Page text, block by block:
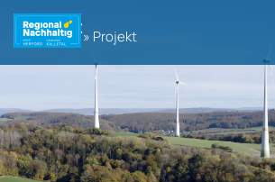
Projekt
Startseite » Projekt